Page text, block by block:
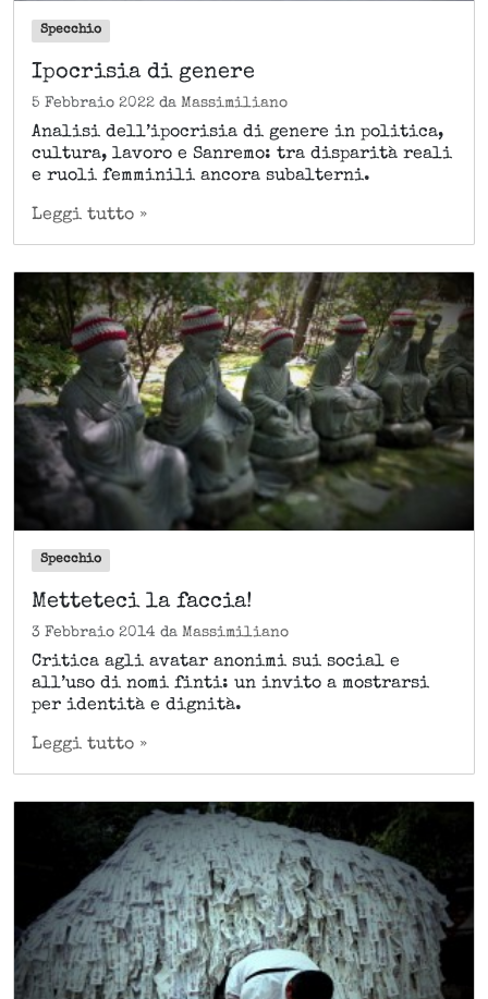
Specchio
Ipocrisia di genere
5 Febbraio 2022 da Massimiliano
Analisi dell’ipocrisia di genere in politica,
cultura, lavoro e Sanremo: tra disparità reali
e ruoli femminili ancora subalterni.
Leggi tutto »
Specchio
Metteteci la faccia!
3 Febbraio 2014 da Massimiliano
Critica agli avatar anonimi sui social e
all’uso di nomi finti: un invito a mostrarsi
per identità e dignità.
Leggi tutto »